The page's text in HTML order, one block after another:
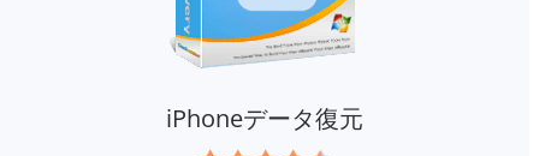
iPhoneデータ復元